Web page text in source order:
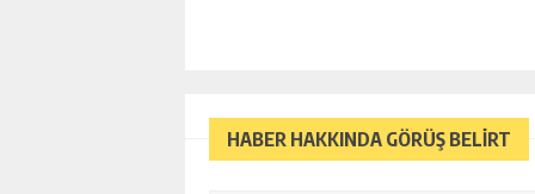
HABER HAKKINDA GÖRÜŞ BELİRT